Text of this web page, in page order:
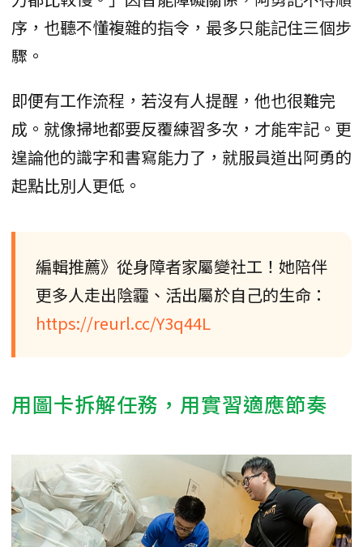
序，也聽不懂複雜的指令，最多只能記住三個步
驟。
即便有工作流程，若沒有人提醒，他也很難完
成。就像掃地都要反覆練習多次，才能牢記。更
遑論他的識字和書寫能力了，就服員道出阿勇的
起點比別人更低。
編輯推薦》從身障者家屬變社工！她陪伴
更多人走出陰霾、活出屬於自己的生命：
https://reurl.cc/Y3q44L
用圖卡拆解任務，用實習適應節奏